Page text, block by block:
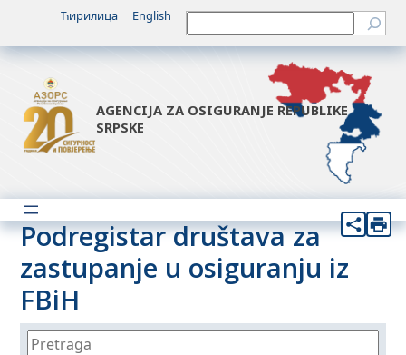
Ћирилица English Претрага
AGENCIJA ZA OSIGURANJE REPUBLIKE
SRPSKE
Podregistar društava za
zastupanje u osiguranju iz
FBiH